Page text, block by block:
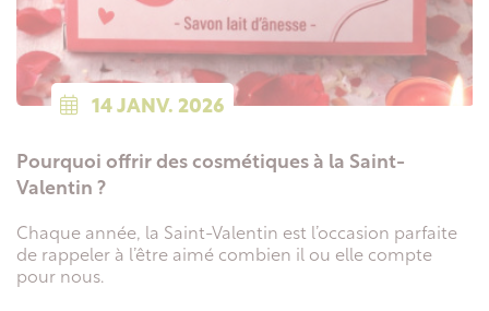
14 JANV. 2026
Pourquoi offrir des cosmétiques à la Saint-
Valentin ?
Chaque année, la Saint-Valentin est l’occasion parfaite
de rappeler à l’être aimé combien il ou elle compte
pour nous.